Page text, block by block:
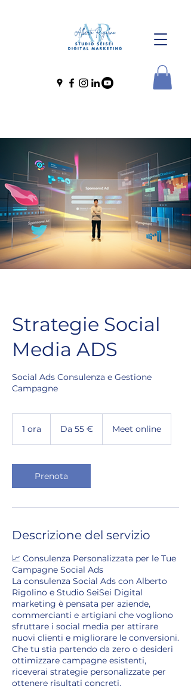
Strategie Social
Media ADS
Social Ads Consulenza e Gestione
Campagne
1 ora
euroDa 55 € Meet online
Prenota
Descrizione del servizio
📈 Consulenza Personalizzata per le Tue
Campagne Social Ads
La consulenza Social Ads con Alberto
Rigolino e Studio SeiSei Digital
marketing è pensata per aziende,
commercianti e artigiani che vogliono
sfruttare i social media per attirare
nuovi clienti e migliorare le conversioni.
Che tu stia partendo da zero o desideri
ottimizzare campagne esistenti,
riceverai strategie personalizzate per
ottenere risultati concreti.